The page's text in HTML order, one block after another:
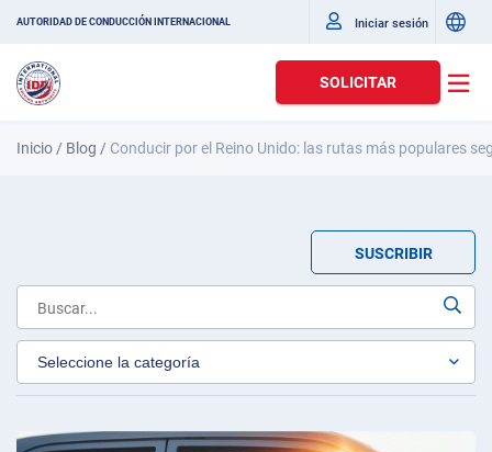
AUTORIDAD DE CONDUCCIÓN INTERNACIONAL Iniciar sesión
SOLICITAR
Inicio / Blog / Conducir por el Reino Unido: las rutas más populares
SUSCRIBIR